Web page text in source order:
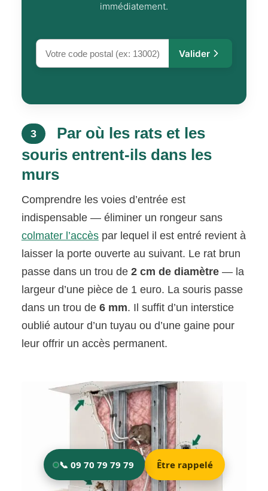
immédiatement.
Valider
3
Par où les rats et les
souris entrent-ils dans les
murs
Comprendre les voies d’entrée est
indispensable — éliminer un rongeur sans
colmater l’accèspar lequel il est entré revient à
laisser la porte ouverte au suivant. Le rat brun
passe dans un trou de 2 cm de diamètre— la
largeur d’une pièce de 1 euro. La souris passe
dans un trou de 6 mm. Il suffit d’un interstice
oublié autour d’un tuyau ou d’une gaine pour
leur offrir un accès permanent.